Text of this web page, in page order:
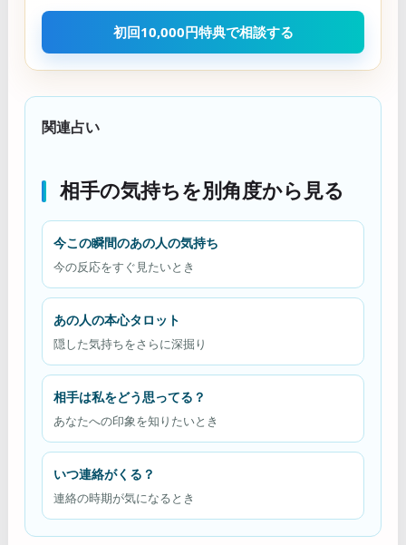
初回10,000円特典で相談する
関連占い
相手の気持ちを別角度から見る
今この瞬間のあの人の気持ち
今の反応をすぐ見たいとき
あの人の本心タロット
隠した気持ちをさらに深掘り
相手は私をどう思ってる？
あなたへの印象を知りたいとき
いつ連絡がくる？
連絡の時期が気になるとき